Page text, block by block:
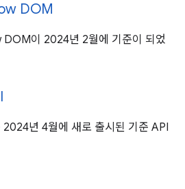
DOM
이 2024년 2월에 기준이 되었
년 4월에 새로 출시된 기준 API